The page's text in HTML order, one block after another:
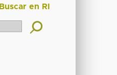
Buscar en RI